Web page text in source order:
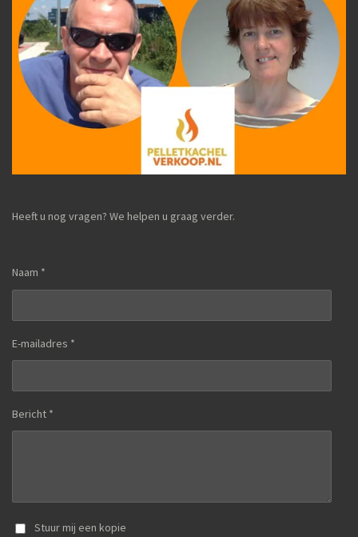
Heeft u nog vragen? We helpen u graag verder.
Naam *
E-mailadres *
Bericht *
Stuur mij een kopie